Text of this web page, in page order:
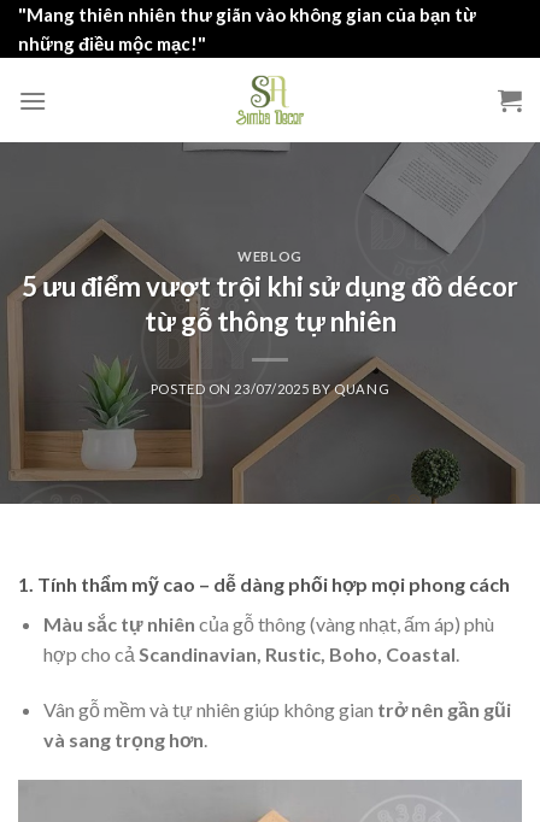
Skip"Mang thiên nhiên thư giãn vào không gian của bạn từ
những điều mộc mạc!"
WEBLOG
5 ưu điểm vượt trội khi sử dụng đồ décor
từ gỗ thông tự nhiên
POSTED ON 23/07/2025 BYQUANG
1. Tính thẩm mỹ cao – dễ dàng phối hợp mọi phong cách
Màu sắc tự nhiên của gỗ thông (vàng nhạt, ấm áp) phù
hợp cho cả Scandinavian, Rustic, Boho, Coastal.
Vân gỗ mềm và tự nhiên giúp không gian trở nên gần gũi
và sang trọng hơn